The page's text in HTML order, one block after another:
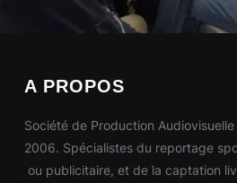
A PROPOS
Société de Production
2006. Spécialistes du reportage
ou publicitaire, et de la captation